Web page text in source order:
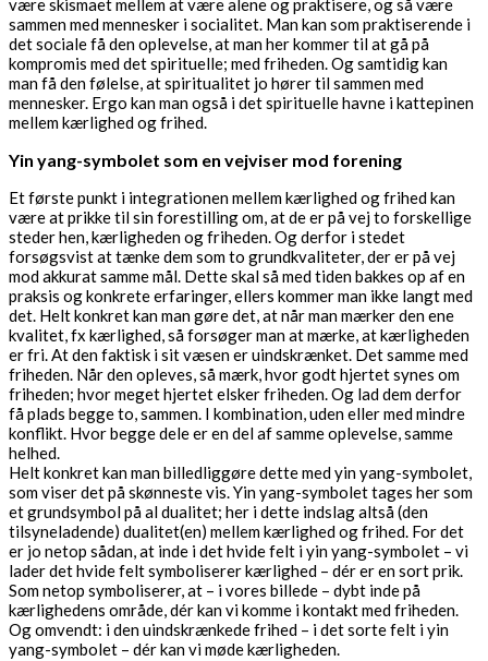
være skismaet mellem at være alene og praktisere, og så være
sammen med mennesker i socialitet. Man kan som praktiserende i
det sociale få den oplevelse, at man her kommer til at gå på
kompromis med det spirituelle; med friheden. Og samtidig kan
man få den følelse, at spiritualitet jo hører til sammen med
mennesker. Ergo kan man også i det spirituelle havne i kattepinen
mellem kærlighed og frihed.
Yin yang-symbolet som en vejviser mod forening
Et første punkt i integrationen mellem kærlighed og frihed kan
være at prikke til sin forestilling om, at de er på vej to forskellige
steder hen, kærligheden og friheden. Og derfor i stedet
forsøgsvist at tænke dem som to grundkvaliteter, der er på vej
mod akkurat samme mål. Dette skal så med tiden bakkes op af en
praksis og konkrete erfaringer, ellers kommer man ikke langt med
det. Helt konkret kan man gøre det, at når man mærker den ene
kvalitet, fx kærlighed, så forsøger man at mærke, at kærligheden
er fri. At den faktisk i sit væsen er uindskrænket. Det samme med
friheden. Når den opleves, så mærk, hvor godt hjertet synes om
friheden; hvor meget hjertet elsker friheden. Og lad dem derfor
få plads begge to, sammen. I kombination, uden eller med mindre
konflikt. Hvor begge dele er en del af samme oplevelse, samme
helhed.
Helt konkret kan man billedliggøre dette med yin yang-symbolet,
som viser det på skønneste vis. Yin yang-symbolet tages her som
et grundsymbol på al dualitet; her i dette indslag altså (den
tilsyneladende) dualitet(en) mellem kærlighed og frihed. For det
er jo netop sådan, at inde i det hvide felt i yin yang-symbolet – vi
lader det hvide felt symboliserer kærlighed – dér er en sort prik.
Som netop symboliserer, at – i vores billede – dybt inde på
kærlighedens område, dér kan vi komme i kontakt med friheden.
Og omvendt: i den uindskrænkede frihed – i det sorte felt i yin
yang-symbolet – dér kan vi møde kærligheden.